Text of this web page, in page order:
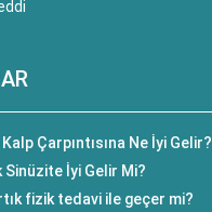
Çarpıntısına Ne İyi Gelir?
Sinüzite İyi Gelir Mi?
fizik tedavi ile geçer mi?